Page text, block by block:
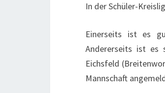
In der Schüler-
Einerseits ist es
Andererseits ist es
Eichsfeld
Mannschaft